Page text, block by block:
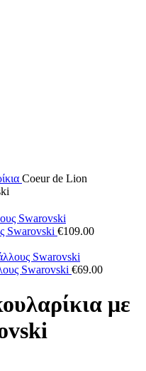
Coeur de Lion
Swarovski €109.00
Swarovski €69.00
με